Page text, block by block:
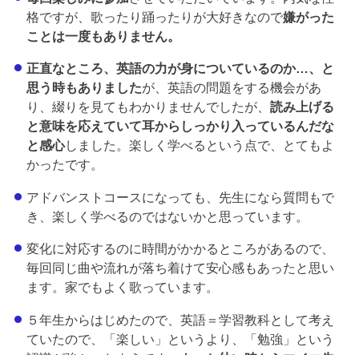
格ですが、歌ったり踊ったりが大好きなので嫌がった
ことは一度もありません。
正直なところ、英語の力が身についているのか…、と
思う時もありましたが、英語の問題をする機会があ
り、綴りを見てもわかりませんでしたが、 読み上げる
と意味を応えていて耳からしっかり入っているんだな
と感心しました。楽しく学べるという点で、とてもよ
かったです。
アドバンストコースになっても、先生になら質問もで
き、楽しく学べるのではないかと思っています。
変化に対応するのに時間がかかるところがあるので、
毎回同じ曲や流れが落ち着けて安心感もあったと思い
ます。家でもよく歌っています。
５年生からはじめたので、英語＝学習教科として考え
ていたので、「楽しい」というより、「勉強」という